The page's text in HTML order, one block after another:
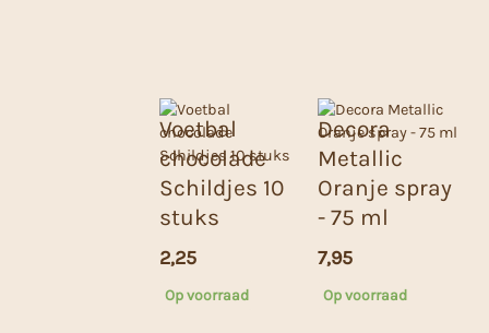
Voetbal
chocolade
Schildjes 10
stuks
2,25
Op voorraad
Decora
Metallic
Oranje spray
- 75 ml
7,95
Op voorraad